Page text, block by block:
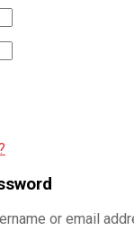
or email